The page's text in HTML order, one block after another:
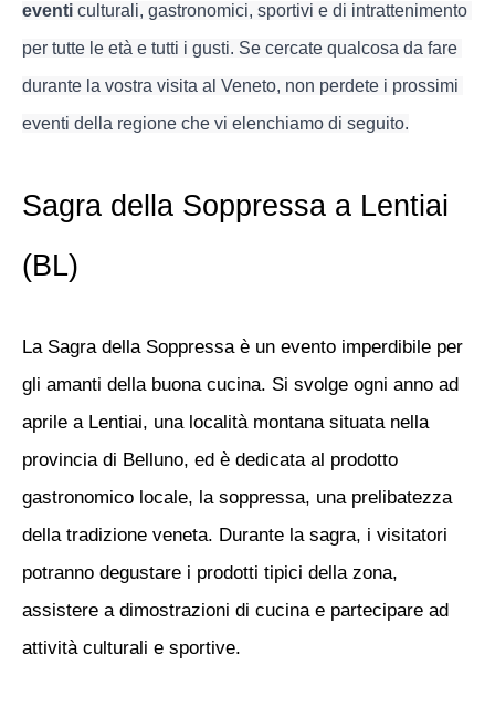
eventi culturali, gastronomici, sportivi e di intrattenimento
per tutte le età e tutti i gusti. Se cercate qualcosa da fare
durante la vostra visita al Veneto, non perdete i prossimi
eventi della regione che vi elenchiamo di seguito.
Sagra della Soppressa a Lentiai
(BL)
La Sagra della Soppressa è un evento imperdibile per
gli amanti della buona cucina. Si svolge ogni anno ad
aprile a Lentiai, una località montana situata nella
provincia di Belluno, ed è dedicata al prodotto
gastronomico locale, la soppressa, una prelibatezza
della tradizione veneta. Durante la sagra, i visitatori
potranno degustare i prodotti tipici della zona,
assistere a dimostrazioni di cucina e partecipare ad
attività culturali e sportive.